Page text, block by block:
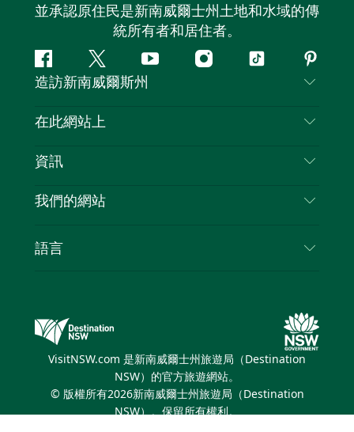
並承認原住民是新南威爾士州土地和水域的傳
統所有者和居住者。
Facebook嘰
嘰
喳
Youtube Instagram
抖
造訪新南威爾斯州
聯絡我們
隱私
Cookie 通知
在此網站上
目的地
新南威爾斯州公路旅行
活動
資訊
旅行資訊
新南威爾斯的商業
我們的網站
新南威爾士州旅遊局（Destination NSW）媒體中
繽紛悉尼燈光音樂節
語言
VisitNSW.com 是新南威爾士州旅遊局（Destination
NSW）的官方旅遊網站。
© 版權所有2026新南威爾士州旅遊局（Destination
NSW）。保留所有權利。